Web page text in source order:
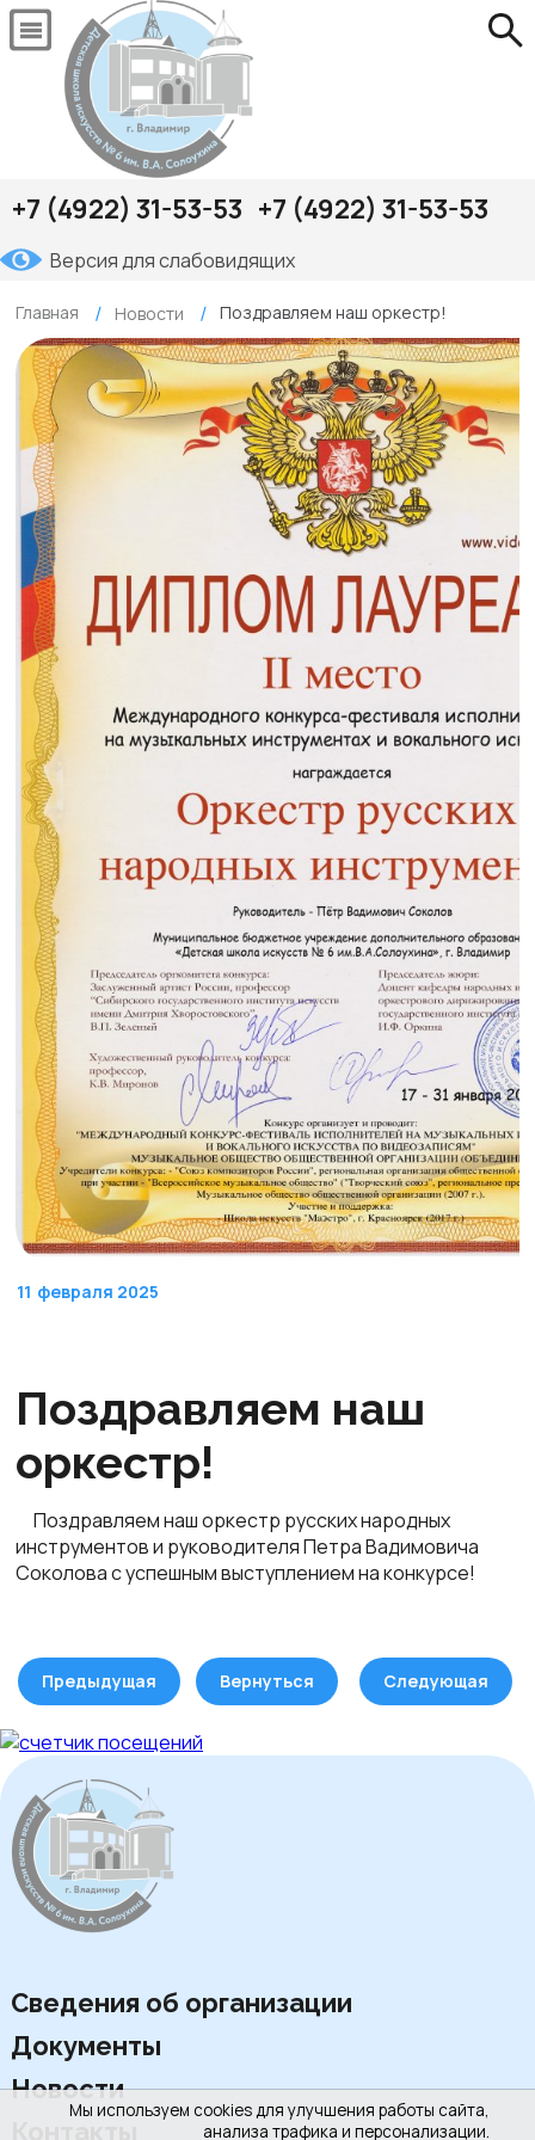
Мы используем cookies для улучшения работы сайта,
анализа трафика и персонализации.
+7 (4922) 31-53-53 +7 (4922) 31-53-53
Версия для слабовидящих
Главная Новости Поздравляем наш оркестр!
11 февраля 2025
Поздравляем наш
оркестр!
Поздравляем наш оркестр русских народных
инструментов и руководителя Петра Вадимовича
Соколова с успешным выступлением на конкурсе!
Предыдущая Вернуться Следующая
Сведения об организации
Документы
Новости